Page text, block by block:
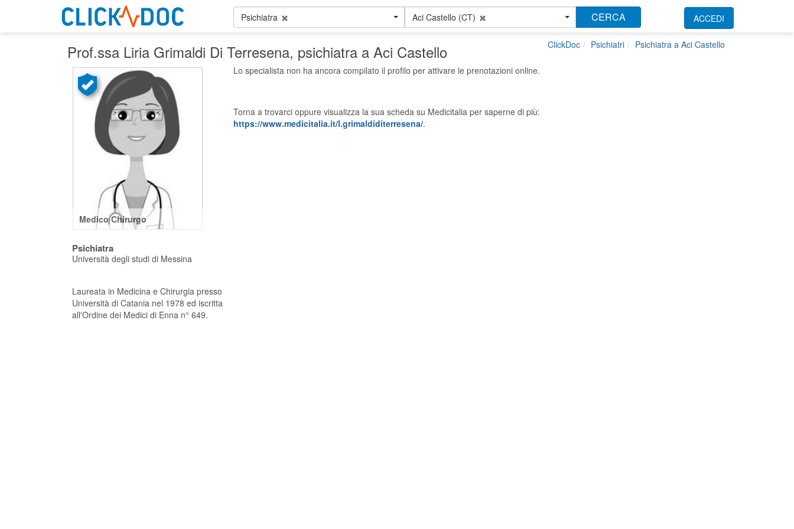
Psichiatra Aci Castello (CT) CERCA ACCEDI
Prof.ssa Liria Grimaldi Di Terresena, psichiatra a Aci Castello ClickDoc Psichiatri Psichiatra a Aci Castello
Medico Chirurgo
Psichiatra
Università degli studi di Messina
Laureata in Medicina e Chirurgia presso
Università di Catania nel 1978 ed iscritta
all'Ordine dei Medici di Enna n° 649.
Lo specialista non ha ancora compilato il profilo per attivare le prenotazioni online.
Torna a trovarci oppure visualizza la sua scheda su Medicitalia per saperne di più:
https://www.medicitalia.it/l.grimaldiditerresena/.